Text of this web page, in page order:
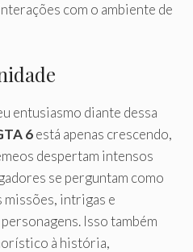
com o ambiente de
entusiasmo diante dessa
6está apenas crescendo,
despertam intensos
se perguntam como
intrigas e
Isso também
à história,